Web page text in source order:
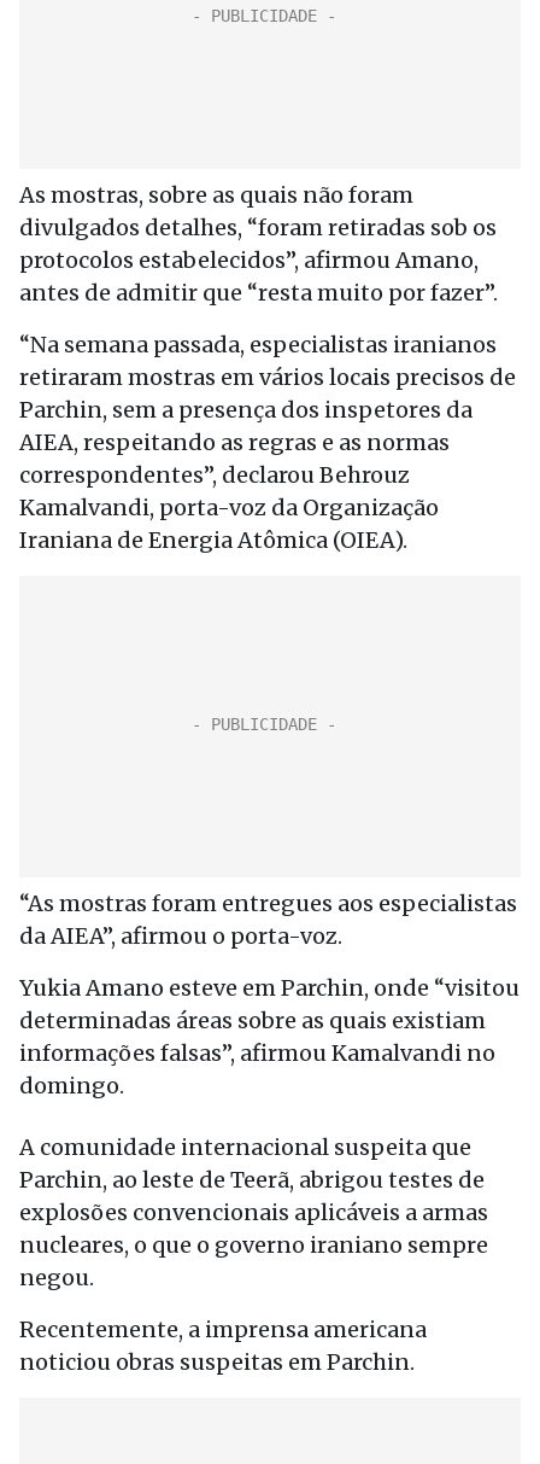
As mostras, sobre as quais não foram
divulgados detalhes, “foram retiradas sob os
protocolos estabelecidos”, afirmou Amano,
antes de admitir que “resta muito por fazer”.
“Na semana passada, especialistas iranianos
retiraram mostras em vários locais precisos de
Parchin, sem a presença dos inspetores da
AIEA, respeitando as regras e as normas
correspondentes”, declarou Behrouz
Kamalvandi, porta-voz da Organização
Iraniana de Energia Atômica (OIEA).
“As mostras foram entregues aos especialistas
da AIEA”, afirmou o porta-voz.
Yukia Amano esteve em Parchin, onde “visitou
determinadas áreas sobre as quais existiam
informações falsas”, afirmou Kamalvandi no
domingo.
A comunidade internacional suspeita que
Parchin, ao leste de Teerã, abrigou testes de
explosões convencionais aplicáveis a armas
nucleares, o que o governo iraniano sempre
negou.
Recentemente, a imprensa americana
noticiou obras suspeitas em Parchin.